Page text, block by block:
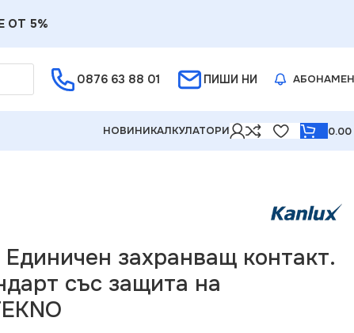
ОТ 5%
0876 63 88 01 ПИШИ НИ
НОВИНИКАЛКУЛАТОРИ 0.00
захранващ контакт.
със защита на